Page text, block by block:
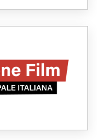
Vangelo
di san
della